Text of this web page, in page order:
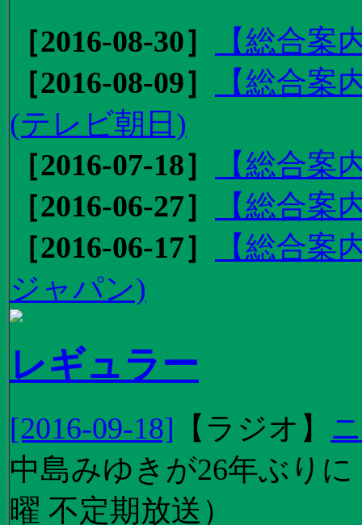
［2016-08-30］
【総合
［2016-08-09］
【総合
(テレビ朝日)
［2016-07-18］
【総合案
［2016-06-27］
【総合案
［2016-06-17］
【総合
ジャパン)
レギュラー
[2016-09-18] 【 ラジオ 】
中島みゆきが26年ぶり
曜 不定期放送）